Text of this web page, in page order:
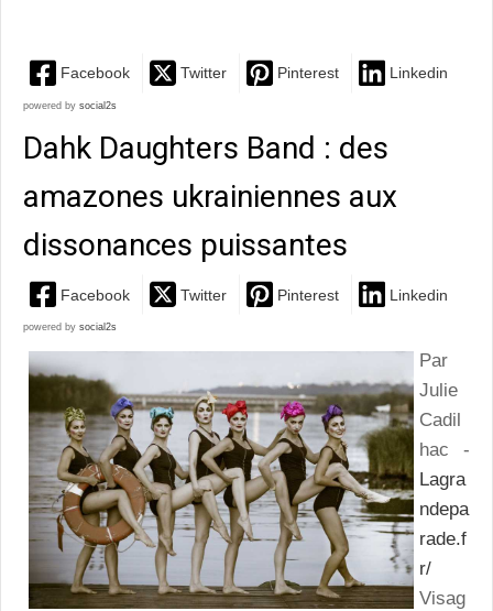
Facebook Twitter Pinterest Linkedin
powered by social2s
Dahk Daughters Band : des
amazones ukrainiennes aux
dissonances puissantes
Facebook Twitter Pinterest Linkedin
powered by social2s
Par
Julie
Cadil
hac -
Lagra
ndepa
rade.f
r/
Visag